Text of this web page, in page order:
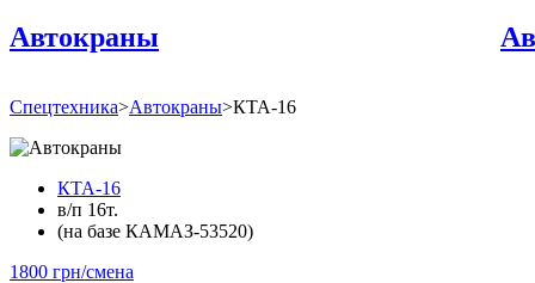
Автокраны
Спецтехника>Автокраны>КТА-16
КТА-16
в/п 16т.
(на базе КАМАЗ-53520)
1800 грн/смена